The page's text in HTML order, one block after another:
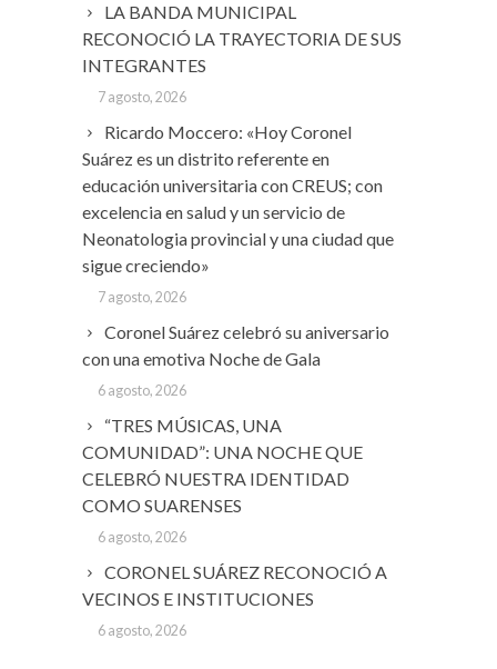
LA BANDA MUNICIPAL
RECONOCIÓ LA TRAYECTORIA DE SUS
INTEGRANTES
7 agosto, 2026
Ricardo Moccero: «Hoy Coronel
Suárez es un distrito referente en
educación universitaria con CREUS; con
excelencia en salud y un servicio de
Neonatologia provincial y una ciudad que
sigue creciendo»
7 agosto, 2026
Coronel Suárez celebró su aniversario
con una emotiva Noche de Gala
6 agosto, 2026
“TRES MÚSICAS, UNA
COMUNIDAD”: UNA NOCHE QUE
CELEBRÓ NUESTRA IDENTIDAD
COMO SUARENSES
6 agosto, 2026
CORONEL SUÁREZ RECONOCIÓ A
VECINOS E INSTITUCIONES
6 agosto, 2026